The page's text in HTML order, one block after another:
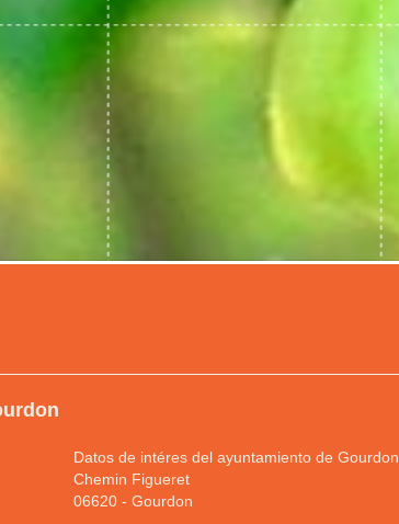
Datos de intéres del ayuntamiento de Gourdon
Chemin Figueret
06620- Gourdon